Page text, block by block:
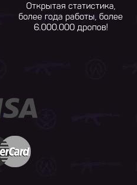
Открытая статистика,
более года работы, более
6.000.000 дропов!